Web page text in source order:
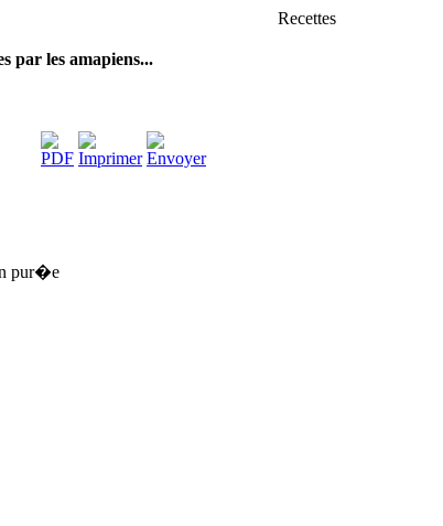
Recettes
par les amapiens...
pur�e